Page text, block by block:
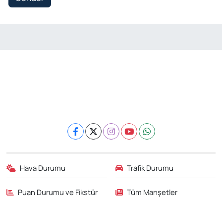
Hava Durumu Trafik Durumu
Puan Durumu ve Fikstür Tüm Manşetler